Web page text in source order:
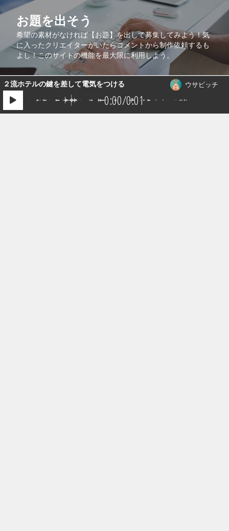
1件の音源が送られています。
0:00/0:01
２流ホテルの鍵を差して電気をつける ウサビッチ
お題を出そう
希望の素材がなければ【お題】を出して募集してみよう！気
に入ったクリエイターがいたらコメントから制作依頼するも
よし！このサイトの機能を最大限に利用しよう。